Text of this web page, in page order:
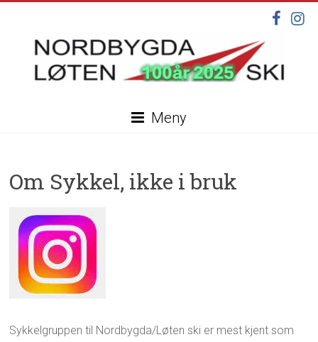
content
Velkommen
vår
nye
hjemmeside,
under
oppdatering
Meny
Om Sykkel, ikke i bruk
Sykkelgruppen til Nordbygda/Løten ski er mest kjent som